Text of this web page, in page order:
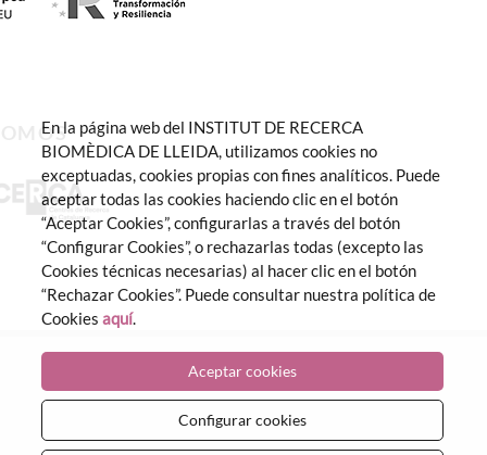
En la página web del INSTITUT DE RECERCA
BIOMÈDICA DE LLEIDA, utilizamos cookies no
exceptuadas, cookies propias con fines analíticos. Puede
aceptar todas las cookies haciendo clic en el botón
“Aceptar Cookies”, configurarlas a través del botón
“Configurar Cookies”, o rechazarlas todas (excepto las
Cookies técnicas necesarias) al hacer clic en el botón
“Rechazar Cookies”. Puede consultar nuestra política de
Cookies aquí.
Aceptar cookies
Configurar cookies